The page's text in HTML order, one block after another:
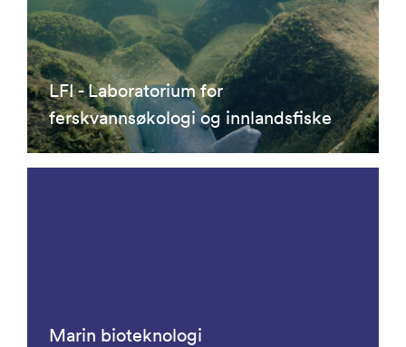
LFI - Laboratorium for
ferskvannsøkologi og innlandsfiske
Marin bioteknologi